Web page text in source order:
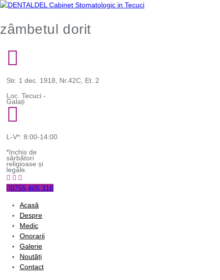
zâmbetul dorit
Str. 1 dec. 1918, Nr.42C, Et. 2
Loc. Tecuci -
Galați
L-V*: 8:00-14:00
*închis de
sărbători
religioase și
legale.
0755 405 316
Acasă
Despre
Medic
Onorarii
Galerie
Noutăți
Contact